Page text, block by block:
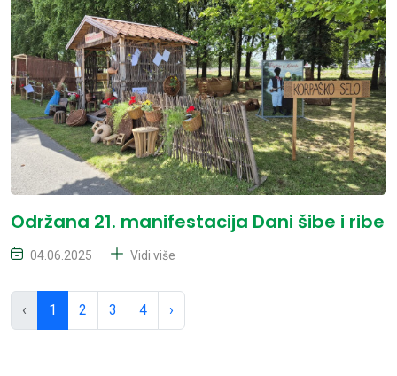
Održana 21. manifestacija Dani šibe i ribe
04.06.2025 Vidi više
‹ 1 2 3 4 ›